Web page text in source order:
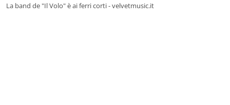
La band de "Il Volo" è ai ferri corti - velvetmusic.it